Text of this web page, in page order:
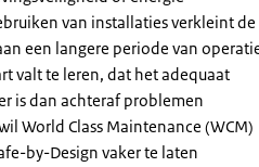
van installaties verkleint de
een langere periode van
valt te leren, dat het adequaat
is dan achteraf problemen
World Class Maintenance (WCM)
by-Design vaker te laten